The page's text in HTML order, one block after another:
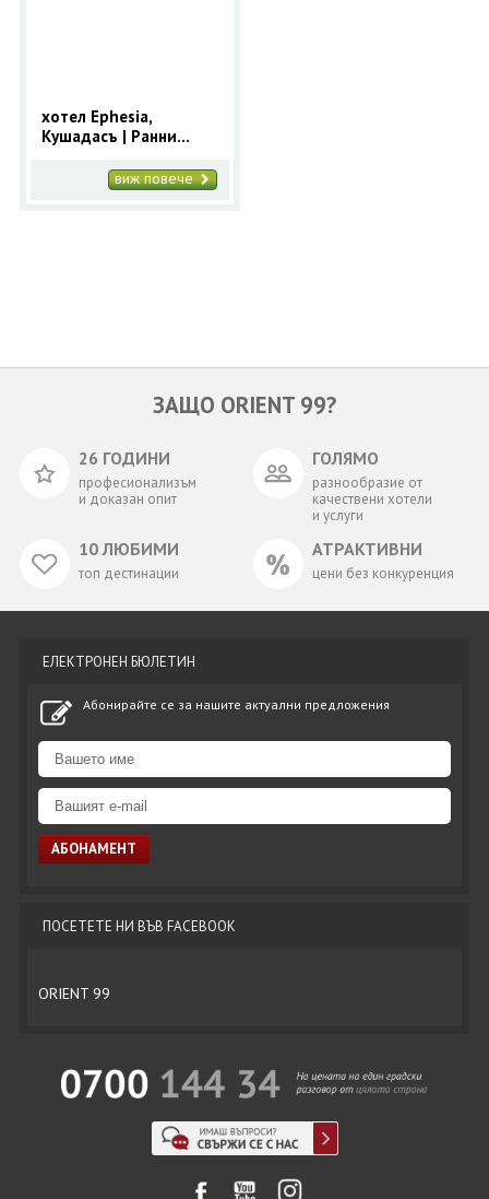
0700 144 34
хотел Ephesia,
Кушадасъ | Ранни
Кушадасъ с 9 нощувки
виж повече
ЗАЩО ORIENT 99?
26 ГОДИНИ
професионализъм
и доказан опит
ГОЛЯМО
разнообразие от
качествени хотели
и услуги
10 ЛЮБИМИ
топ дестинации
АТРАКТИВНИ
цени без конкуренция
ЕЛЕКТРОНЕН БЮЛЕТИН
Абонирайте се за нашите актуални предложения
ПОСЕТЕТЕ НИ ВЪВ FACEBOOK
ORIENT 99